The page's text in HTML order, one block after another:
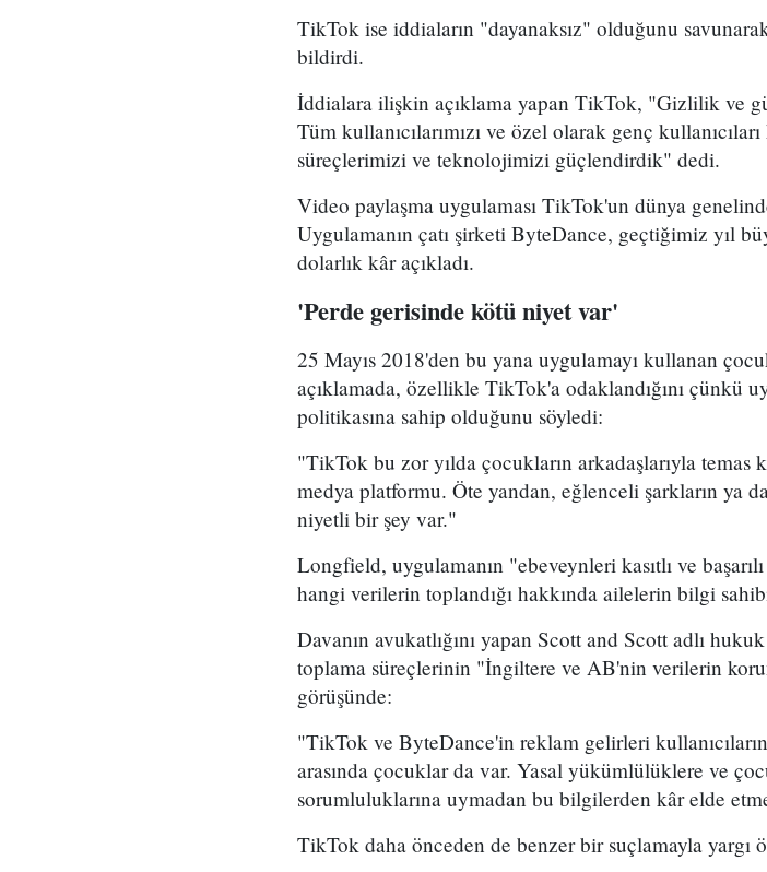
TikTok ise iddiaların "dayanaksız" olduğunu
bildirdi.
İddialara ilişkin açıklama yapan TikTok, "Gizlilik ve
Tüm kullanıcılarımızı ve özel olarak genç
süreçlerimizi ve teknolojimizi güçlendirdik" dedi.
Video paylaşma uygulaması TikTok'un dünya
Uygulamanın çatı şirketi ByteDance, geçtiğimiz yıl
dolarlık kâr açıkladı.
'Perde gerisinde kötü niyet var'
25 Mayıs 2018'den bu yana uygulamayı kullanan
açıklamada, özellikle TikTok'a odaklandığını çünkü
politikasına sahip olduğunu söyledi:
"TikTok bu zor yılda çocukların arkadaşlarıyla temas
medya platformu. Öte yandan, eğlenceli şarkların ya
niyetli bir şey var."
Longfield, uygulamanın "ebeveynleri kasıtlı ve
hangi verilerin toplandığı hakkında ailelerin bilgi
Davanın avukatlığını yapan Scott and Scott adlı
toplama süreçlerinin "İngiltere ve AB'nin verilerin
görüşünde:
"TikTok ve ByteDance'in reklam gelirleri
arasında çocuklar da var. Yasal yükümlülüklere ve
sorumluluklarına uymadan bu bilgilerden kâr elde
TikTok daha önceden de benzer bir suçlamayla yargı